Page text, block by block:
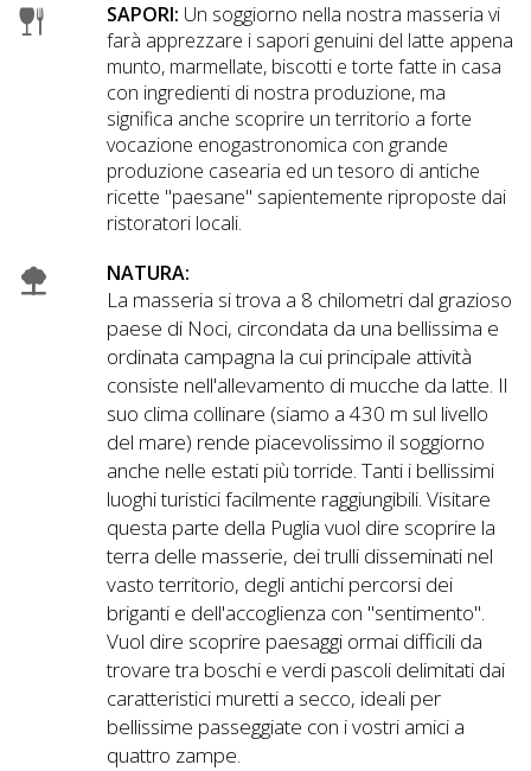
SAPORI: Un soggiorno nella nostra masseria vi
farà apprezzare i sapori genuini del latte appena
munto, marmellate, biscotti e torte fatte in casa
con ingredienti di nostra produzione, ma
significa anche scoprire un territorio a forte
vocazione enogastronomica con grande
produzione casearia ed un tesoro di antiche
ricette "paesane" sapientemente riproposte dai
ristoratori locali.
NATURA:
La masseria si trova a 8 chilometri dal grazioso
paese di Noci, circondata da una bellissima e
ordinata campagna la cui principale attività
consiste nell'allevamento di mucche da latte. Il
suo clima collinare (siamo a 430 m sul livello
del mare) rende piacevolissimo il soggiorno
anche nelle estati più torride. Tanti i bellissimi
luoghi turistici facilmente raggiungibili. Visitare
questa parte della Puglia vuol dire scoprire la
terra delle masserie, dei trulli disseminati nel
vasto territorio, degli antichi percorsi dei
briganti e dell'accoglienza con "sentimento".
Vuol dire scoprire paesaggi ormai difficili da
trovare tra boschi e verdi pascoli delimitati dai
caratteristici muretti a secco, ideali per
bellissime passeggiate con i vostri amici a
quattro zampe.